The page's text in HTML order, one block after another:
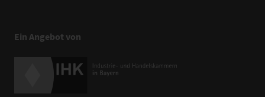
Ein Angebot von